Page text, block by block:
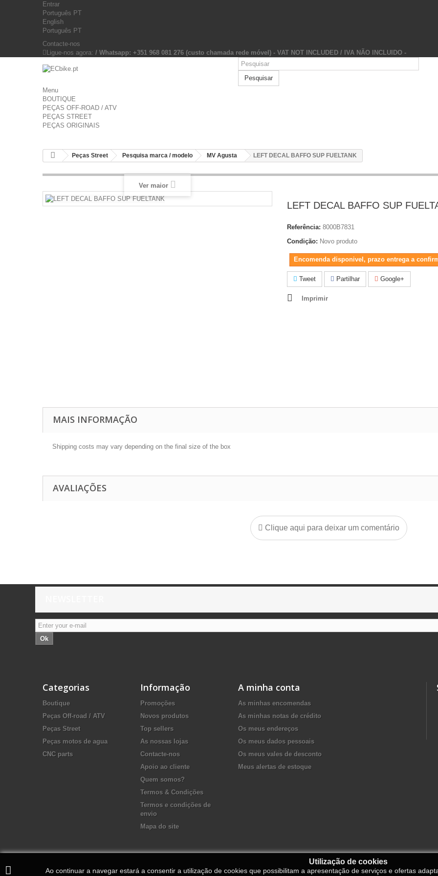
Entrar
Português PT
English
Português PT
Contacte-nos
Ligue-nos agora: / Whatsapp: +351 968 081 276 (custo chamada rede móvel) - VAT NOT INCLUDED / IVA NÃO INCLUIDO -
Pesquisar
Menu
BOUTIQUE
PEÇAS OFF-ROAD / ATV
PEÇAS STREET
PEÇAS ORIGINAIS
Peças Street Pesquisa marca / modelo MV Agusta LEFT DECAL BAFFO SUP FUELTANK
Ver maior
LEFT DECAL BAFFO SUP
Referência: 8000B7831
Condição: Novo produto
Encomenda disponivel, prazo entrega a
Tweet Partilhar Google+
Imprimir
MAIS INFORMAÇÃO
Shipping costs may vary depending on the final size of the box
AVALIAÇÕES
Clique aqui para deixar um comentário
Ok
Categorias
Boutique
Peças Off-road / ATV
Peças Street
Peças motos de agua
CNC parts
Informação
Promoções
Novos produtos
Top sellers
As nossas lojas
Contacte-nos
Apoio ao cliente
Quem somos?
Termos & Condições
Termos e condições de
envio
Mapa do site
A minha conta
As minhas encomendas
As minhas notas de crédito
Os meus endereços
Os meus dados pessoais
Os meus vales de desconto
Meus alertas de estoque
Utilização de cookies
Ao continuar a navegar estará a consentir a utilização de cookies que possibilitam a apresentação de serviços e ofertas